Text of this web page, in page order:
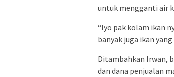
untuk mengganti air
“Iyo pak kolam ikan
banyak juga ikan
Ditambahkan Irwan,
dan dana penjualan